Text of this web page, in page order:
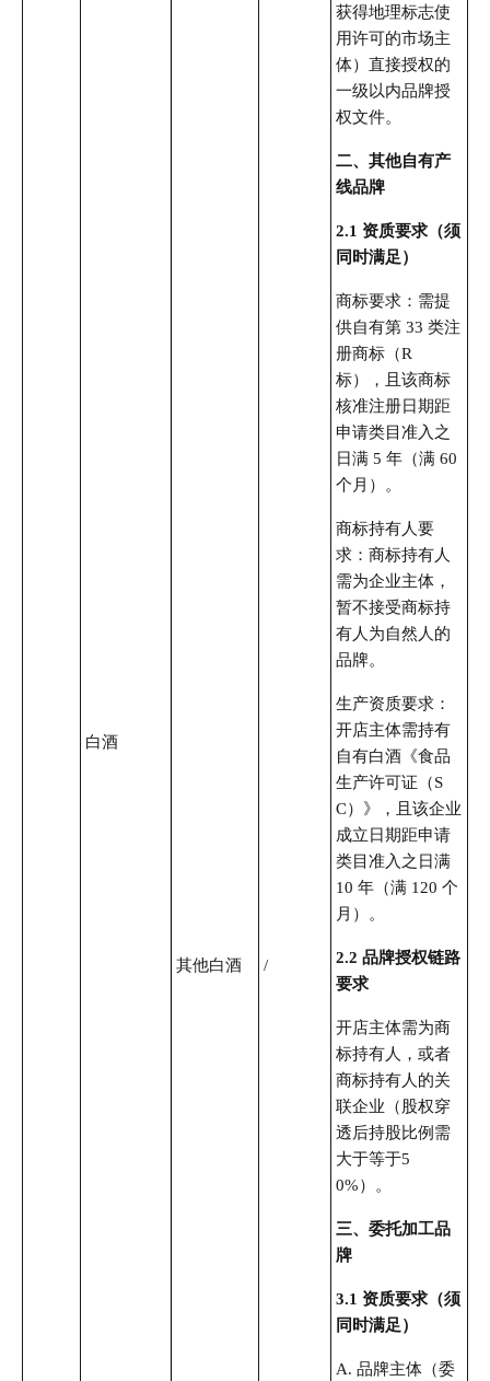
白酒
其他白酒 /
获得地理标志使
用许可的市场主
体）直接授权的
一级以内品牌授
权文件。
二、其他自有产
线品牌
2.1 资质要求（须
同时满足）
商标要求：需提
供自有第 33 类注
册商标（R
标），且该商标
核准注册日期距
申请类目准入之
日满 5 年（满 60
个月）。
商标持有人要
求：商标持有人
需为企业主体，
暂不接受商标持
有人为自然人的
品牌。
生产资质要求：
开店主体需持有
自有白酒《食品
生产许可证（S
C）》，且该企业
成立日期距申请
类目准入之日满
10 年（满 120 个
月）。
2.2 品牌授权链路
要求
开店主体需为商
标持有人，或者
商标持有人的关
联企业（股权穿
透后持股比例需
大于等于5
0%）。
三、委托加工品
牌
3.1 资质要求（须
同时满足）
A. 品牌主体（委